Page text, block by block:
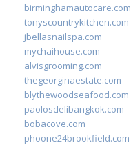
birminghamautocare.com
tonyscountrykitchen.com
jbellasnailspa.com
mychaihouse.com
alvisgrooming.com
thegeorginaestate.com
blythewoodseafood.com
paolosdelibangkok.com
bobacove.com
phoone24brookfield.com